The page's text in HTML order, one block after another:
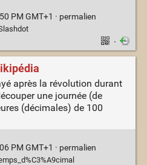
PM GMT+1 · permalien
·
après la révolution durant
une journée (de
(décimales) de 100
PM GMT+1 · permalien